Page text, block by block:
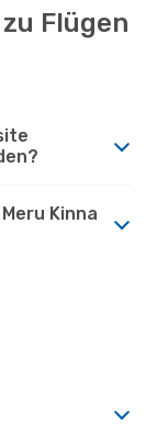
Flügen
Kinna